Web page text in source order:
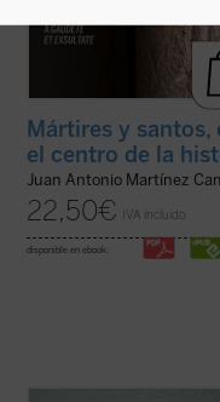
Mártires y santos,
el centro de la
Juan Antonio Martínez
22,50€ IVA incluido
disponible en ebook: